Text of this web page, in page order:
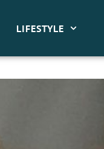
LIFESTYLE